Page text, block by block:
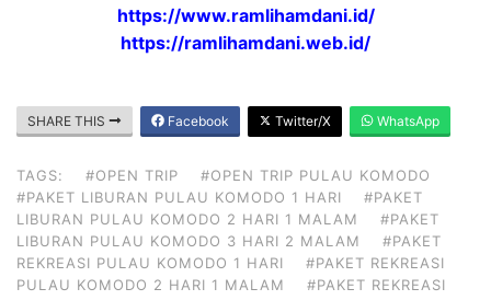
https://www.ramlihamdani.id/
https://ramlihamdani.web.id/
SHARE THIS Facebook Twitter/X WhatsApp
TAGS: #OPEN TRIP
#OPEN TRIP PULAU KOMODO
#PAKET LIBURAN PULAU KOMODO 1 HARI
#PAKET
LIBURAN PULAU KOMODO 2 HARI 1 MALAM
#PAKET
LIBURAN PULAU KOMODO 3 HARI 2 MALAM
#PAKET
REKREASI PULAU KOMODO 1 HARI
#PAKET REKREASI
PULAU KOMODO 2 HARI 1 MALAM
#PAKET REKREASI